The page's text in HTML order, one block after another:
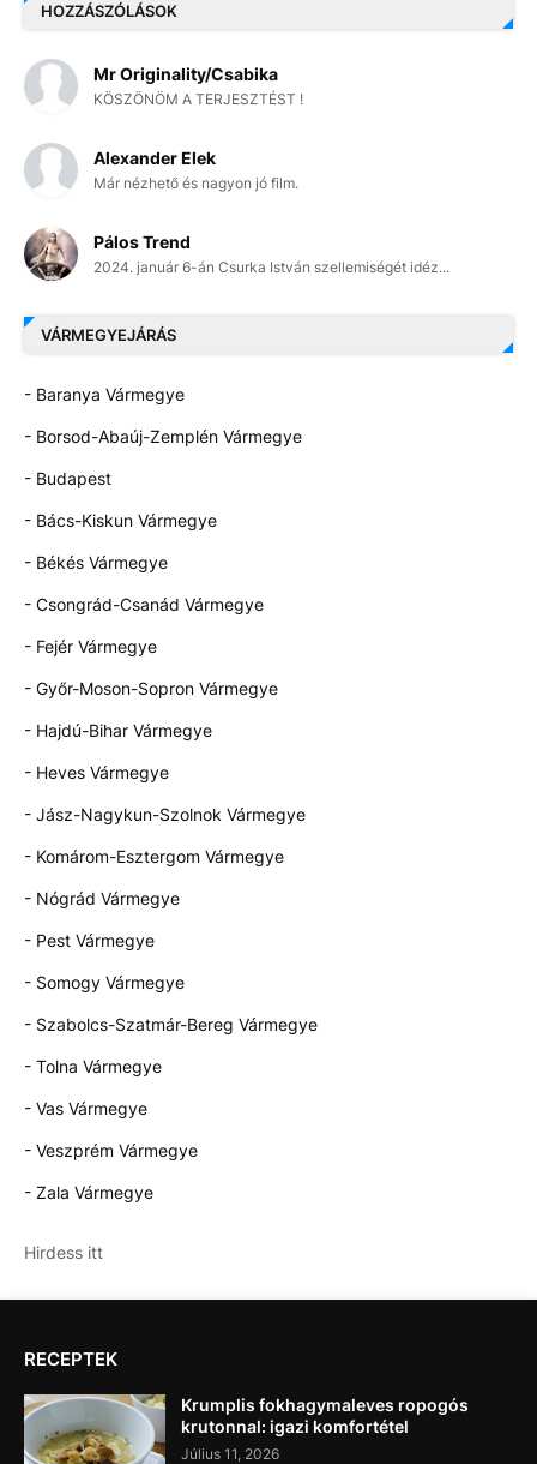
HOZZÁSZÓLÁSOK
Mr Originality/Csabika
KÖSZÖNÖM A TERJESZTÉST !
Alexander Elek
Már nézhető és nagyon jó film.
Pálos Trend
2024. január 6-án Csurka István szellemiségét idéz...
VÁRMEGYEJÁRÁS
- Baranya Vármegye
- Borsod-Abaúj-Zemplén Vármegye
- Budapest
- Bács-Kiskun Vármegye
- Békés Vármegye
- Csongrád-Csanád Vármegye
- Fejér Vármegye
- Győr-Moson-Sopron Vármegye
- Hajdú-Bihar Vármegye
- Heves Vármegye
- Jász-Nagykun-Szolnok Vármegye
- Komárom-Esztergom Vármegye
- Nógrád Vármegye
- Pest Vármegye
- Somogy Vármegye
- Szabolcs-Szatmár-Bereg Vármegye
- Tolna Vármegye
- Vas Vármegye
- Veszprém Vármegye
- Zala Vármegye
Hirdess itt
RECEPTEK
Krumplis fokhagymaleves ropogós
krutonnal: igazi komfortétel
Július 11, 2026